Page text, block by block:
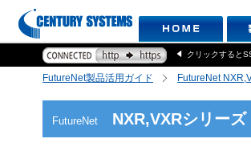
クリックすると
FutureNet製品活用ガイド FutureNet
FutureNet NXR,VXRシリーズ